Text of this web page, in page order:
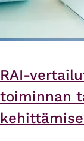
RAI-
toiminnan